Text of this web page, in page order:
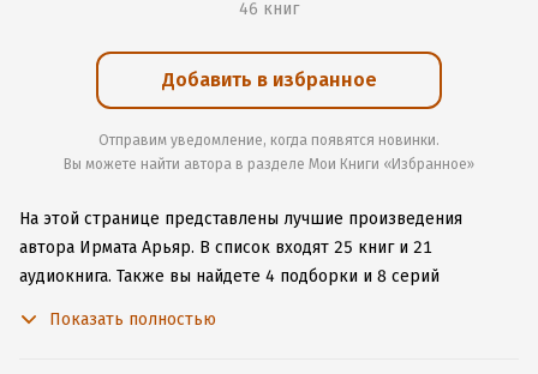
46 книг
Добавить в избранное
Отправим уведомление, когда появятся новинки.
Вы можете найти автора в разделе Мои Книги «Избранное»
На этой странице представлены лучшие произведения
автора Ирмата Арьяр. В список входят 25 книг и 21
аудиокнига. Также вы найдете 4 подборки и 8 серий
Показать полностью